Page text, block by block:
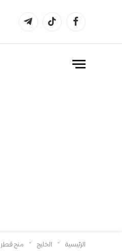
فيسبوكتيكتوكتيلقرام
الرئيسية » الخليج » منح قطر